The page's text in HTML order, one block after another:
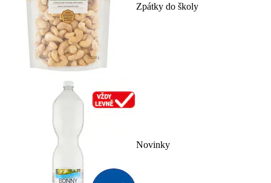
Zpátky do školy
Novinky